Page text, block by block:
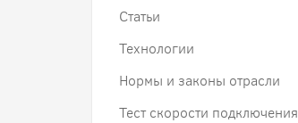
Статьи
Технологии
Нормы и законы отрасли
Тест скорости подключения